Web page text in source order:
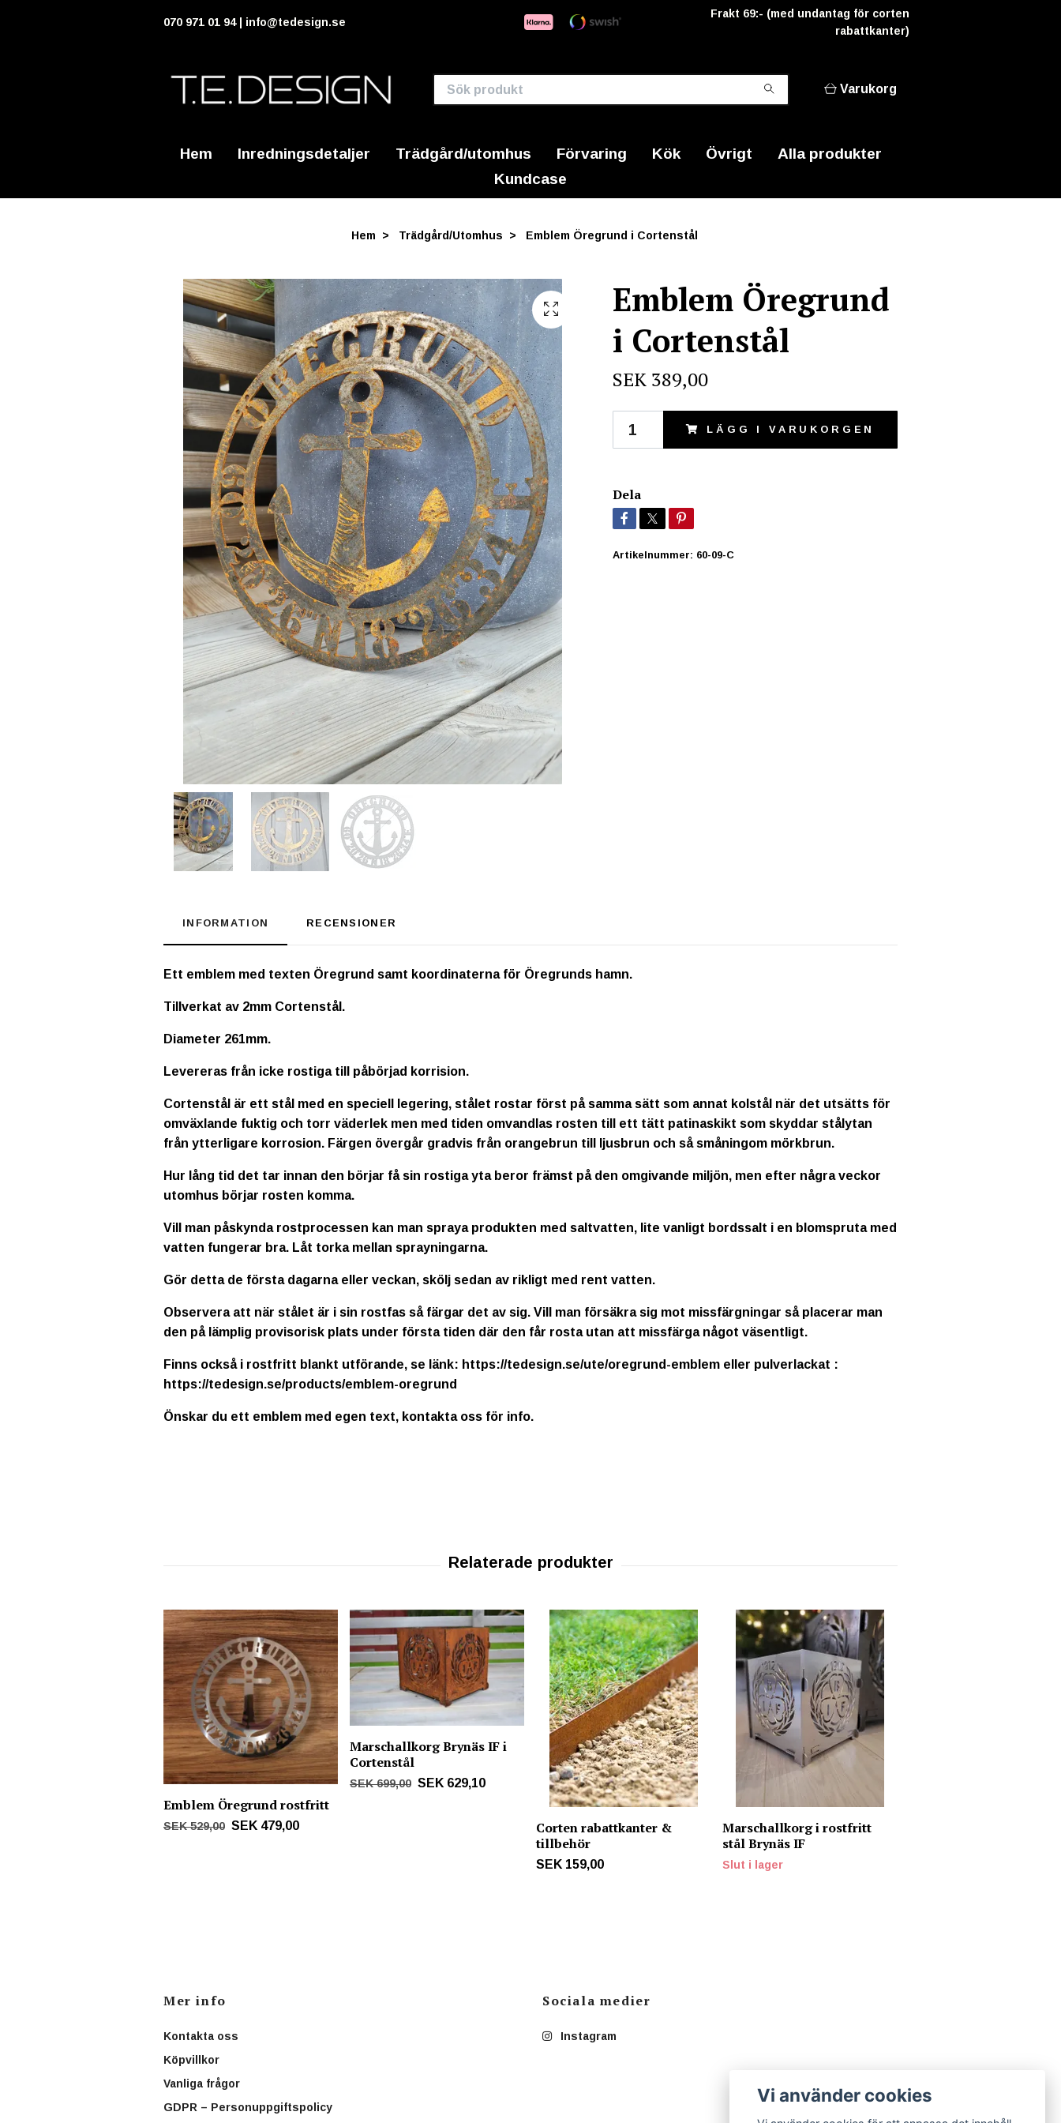
070 971 01 94 | info@tedesign.se
Frakt 69:- (med undantag för corten
rabattkanter)
Varukorg
Hem Inredningsdetaljer Trädgård/utomhus Förvaring Kök Övrigt
Alla produkter
Kundcase
Hem Trädgård/Utomhus Emblem Öregrund i Cortenstål
Emblem Öregrund
i Cortenstål
SEK 389,00
LÄGG I VARUKORGEN
Dela
Artikelnummer: 60-09-C
INFORMATION RECENSIONER
Ett emblem med texten Öregrund samt koordinaterna för Öregrunds hamn.
Tillverkat av 2mm Cortenstål.
Diameter 261mm.
Levereras från icke rostiga till påbörjad korrision.
Cortenstål är ett stål med en speciell legering, stålet rostar först på samma sätt som annat kolstål när det utsätts för
omväxlande fuktig och torr väderlek men med tiden omvandlas rosten till ett tätt patinaskikt som skyddar stålytan
från ytterligare korrosion. Färgen övergår gradvis från orangebrun till ljusbrun och så småningom mörkbrun.
Hur lång tid det tar innan den börjar få sin rostiga yta beror främst på den omgivande miljön, men efter några veckor
utomhus börjar rosten komma.
Vill man påskynda rostprocessen kan man spraya produkten med saltvatten, lite vanligt bordssalt i en blomspruta med
vatten fungerar bra. Låt torka mellan sprayningarna.
Gör detta de första dagarna eller veckan, skölj sedan av rikligt med rent vatten.
Observera att när stålet är i sin rostfas så färgar det av sig. Vill man försäkra sig mot missfärgningar så placerar man
den på lämplig provisorisk plats under första tiden där den får rosta utan att missfärga något väsentligt.
Finns också i rostfritt blankt utförande, se länk: https://tedesign.se/ute/oregrund-emblem eller pulverlackat :
https://tedesign.se/products/emblem-oregrund
Önskar du ett emblem med egen text, kontakta oss för info.
Emblem Öregrund rostfritt
SEK 529,00 SEK 479,00
Marschallkorg Brynäs IF i
Cortenstål
SEK 699,00 SEK 629,10
Corten rabattkanter &
tillbehör
SEK 159,00
Marschallkorg i rostfritt
stål Brynäs IF
Slut i lager
Mer info
Kontakta oss
Köpvillkor
Vanliga frågor
GDPR – Personuppgiftspolicy
Sociala medier
Instagram
Vi använder cookies